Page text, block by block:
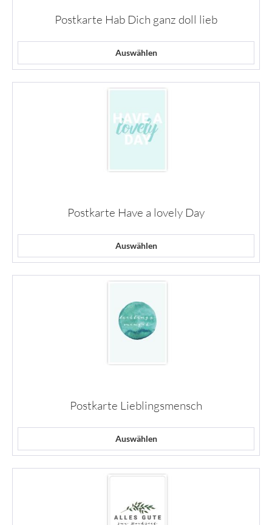
Postkarte Hab Dich ganz doll lieb
Auswählen
Postkarte Have a lovely Day
Auswählen
Postkarte Lieblingsmensch
Auswählen